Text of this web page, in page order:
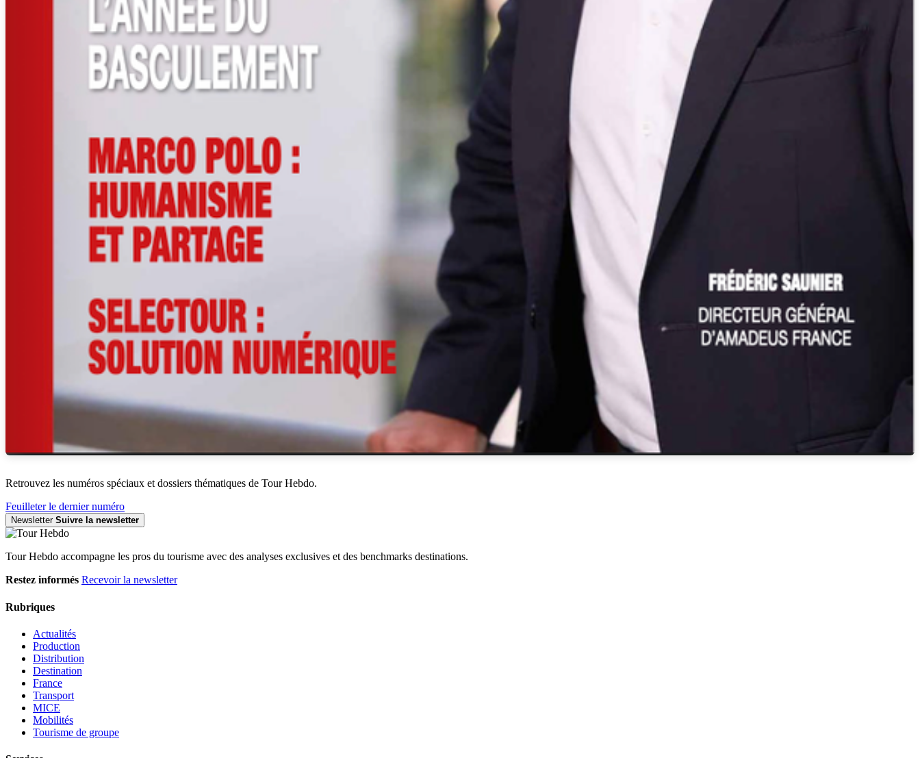
Retrouvez les numéros spéciaux et dossiers thématiques de Tour Hebdo.
Feuilleter le dernier numéro
Newsletter Suivre la newsletter
Tour Hebdo accompagne les pros du tourisme avec des analyses exclusives et des benchmarks destinations.
Restez informés Recevoir la newsletter
Rubriques
Actualités
Production
Distribution
Destination
France
Transport
MICE
Mobilités
Tourisme de groupe